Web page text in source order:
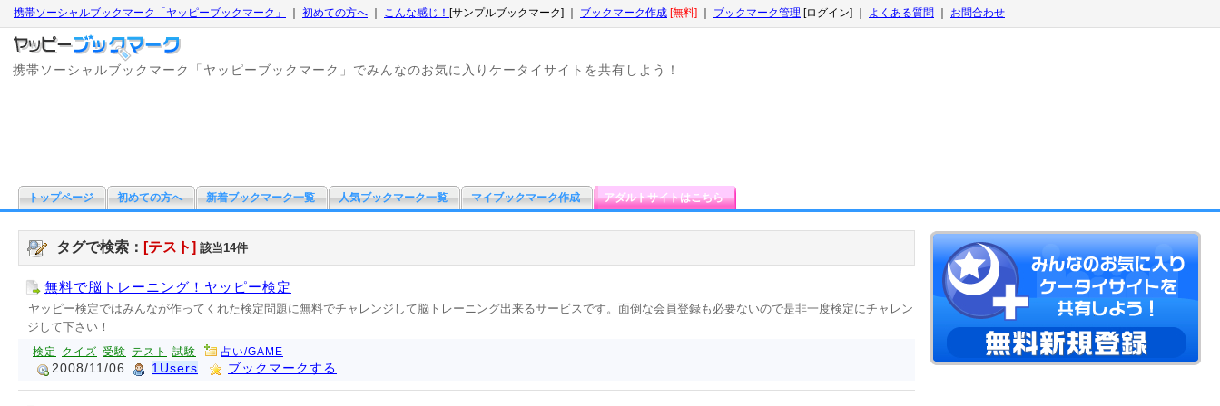
携帯ソーシャルブックマーク「ヤッピーブックマーク」 初めての方へ こんな感じ！ [サンプルブックマーク] ｜ ブックマーク作成 [無料] ブックマーク管理 [ログイン] ｜ よくある質問 お問合わせ
携帯ソーシャルブックマーク「ヤッピーブックマーク」でみんなのお気に入りケータイサイトを共有しよう！
トップページ 初めての方へ 新着ブックマーク一覧 人気ブックマーク一覧 マイブックマーク作成 アダルトサイトはこちら
タグで検索： [テスト] 該当14件
無料で脳トレーニング！ヤッピー検定
ヤッピー検定ではみんなが作ってくれた検定問題に無料でチャレンジして脳トレーニング出来るサービスです。面倒な会員登録も必要ないので是非一度検定にチャレン
ジして下さい！
検定 クイズ 受験 テスト 試験 占い/GAME
2008/11/06 1Users ブックマークする